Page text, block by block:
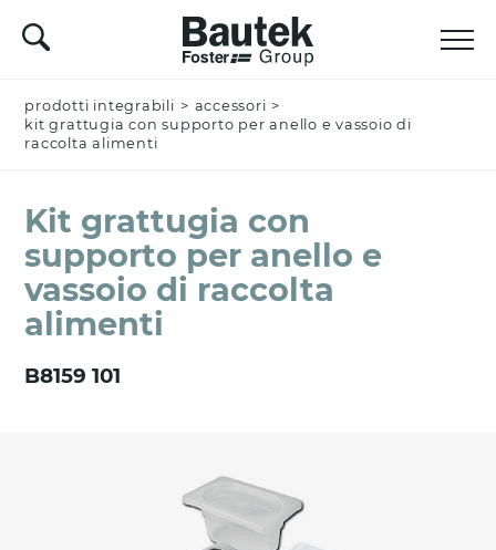
prodotti integrabili > accessori >
kit grattugia con supporto per anello e vassoio di
raccolta alimenti
Kit grattugia con
supporto per anello e
vassoio di raccolta
alimenti
B8159 101
Nominativo *
Azienda
Email *
Provincia (solo per Italia)